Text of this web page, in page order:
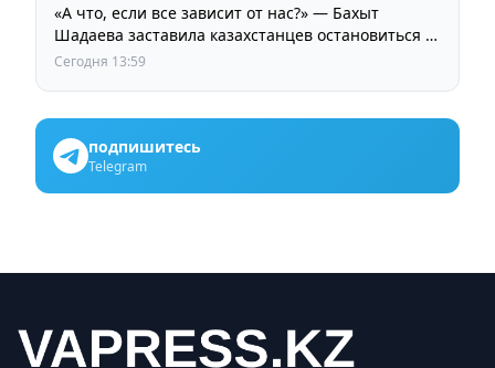
«А что, если все зависит от нас?» — Бахыт
Шадаева заставила казахстанцев остановиться и
задуматься
Сегодня 13:59
подпишитесь
Telegram